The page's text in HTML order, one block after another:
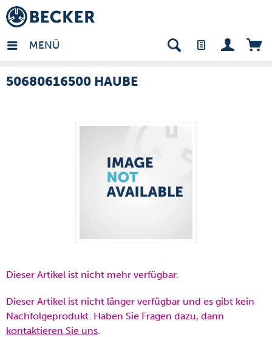
MENÜ
- DE
50680616500 HAUBE
Dieser Artikel ist nicht mehr verfügbar.
Dieser Artikel ist nicht länger verfügbar und es gibt kein
Nachfolgeprodukt. Haben Sie Fragen dazu, dann
kontaktieren Sie uns.